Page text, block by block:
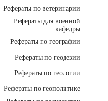
Рефераты по ветеринарии
Рефераты для военной
кафедры
Рефераты по географии
Рефераты по геодезии
Рефераты по геологии
Рефераты по геополитике